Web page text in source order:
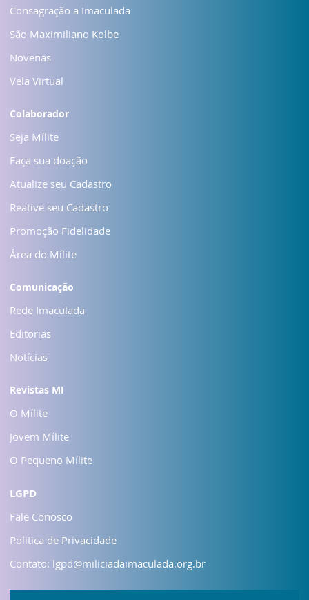
Consagração a Imaculada
São Maximiliano Kolbe
Novenas
Vela Virtual
Colaborador
Seja Mílite
Faça sua doação
Atualize seu Cadastro
Reative seu Cadastro
Promoção Fidelidade
Área do Mílite
Comunicação
Rede Imaculada
Editorias
Notícias
Revistas MI
O Mílite
Jovem Mílite
O Pequeno Mílite
LGPD
Fale Conosco
Politica de Privacidade
Contato: lgpd@miliciadaimaculada.org.br